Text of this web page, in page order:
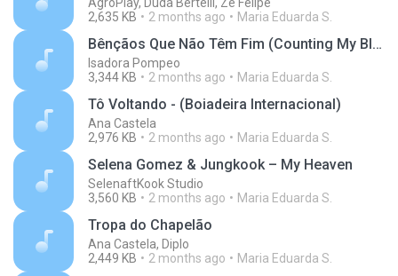
2,635 KB
2 months ago Maria Eduarda S.
Bênçãos Que Não Têm Fim (Counting My Blessings)
Isadora Pompeo
3,344 KB
2 months ago Maria Eduarda S.
Tô Voltando - (Boiadeira Internacional)
Ana Castela
2,976 KB
2 months ago Maria Eduarda S.
Selena Gomez & Jungkook – My Heaven
SelenaftKook Studio
3,560 KB
2 months ago Maria Eduarda S.
Tropa do Chapelão
Ana Castela, Diplo
2,449 KB
2 months ago Maria Eduarda S.